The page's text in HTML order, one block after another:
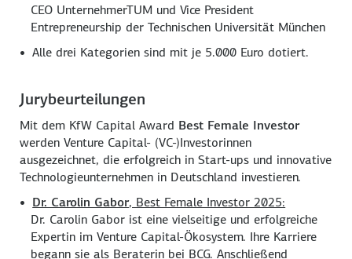
CEO UnternehmerTUM und Vice President
Entrepreneurship der Technischen Universität München
Alle drei Kategorien sind mit je 5.000 Euro dotiert.
Jurybeurteilungen
Mit dem KfW Capital Award Best Female Investor
werden Venture Capital- (VC-)Investorinnen
ausgezeichnet, die erfolgreich in Start-ups und innovative
Technologieunternehmen in Deutschland investieren.
Dr. Carolin Gabor, Best Female Investor 2025:
Dr. Carolin Gabor ist eine vielseitige und erfolgreiche
Expertin im Venture Capital-Ökosystem. Ihre Karriere
begann sie als Beraterin bei BCG. Anschließend